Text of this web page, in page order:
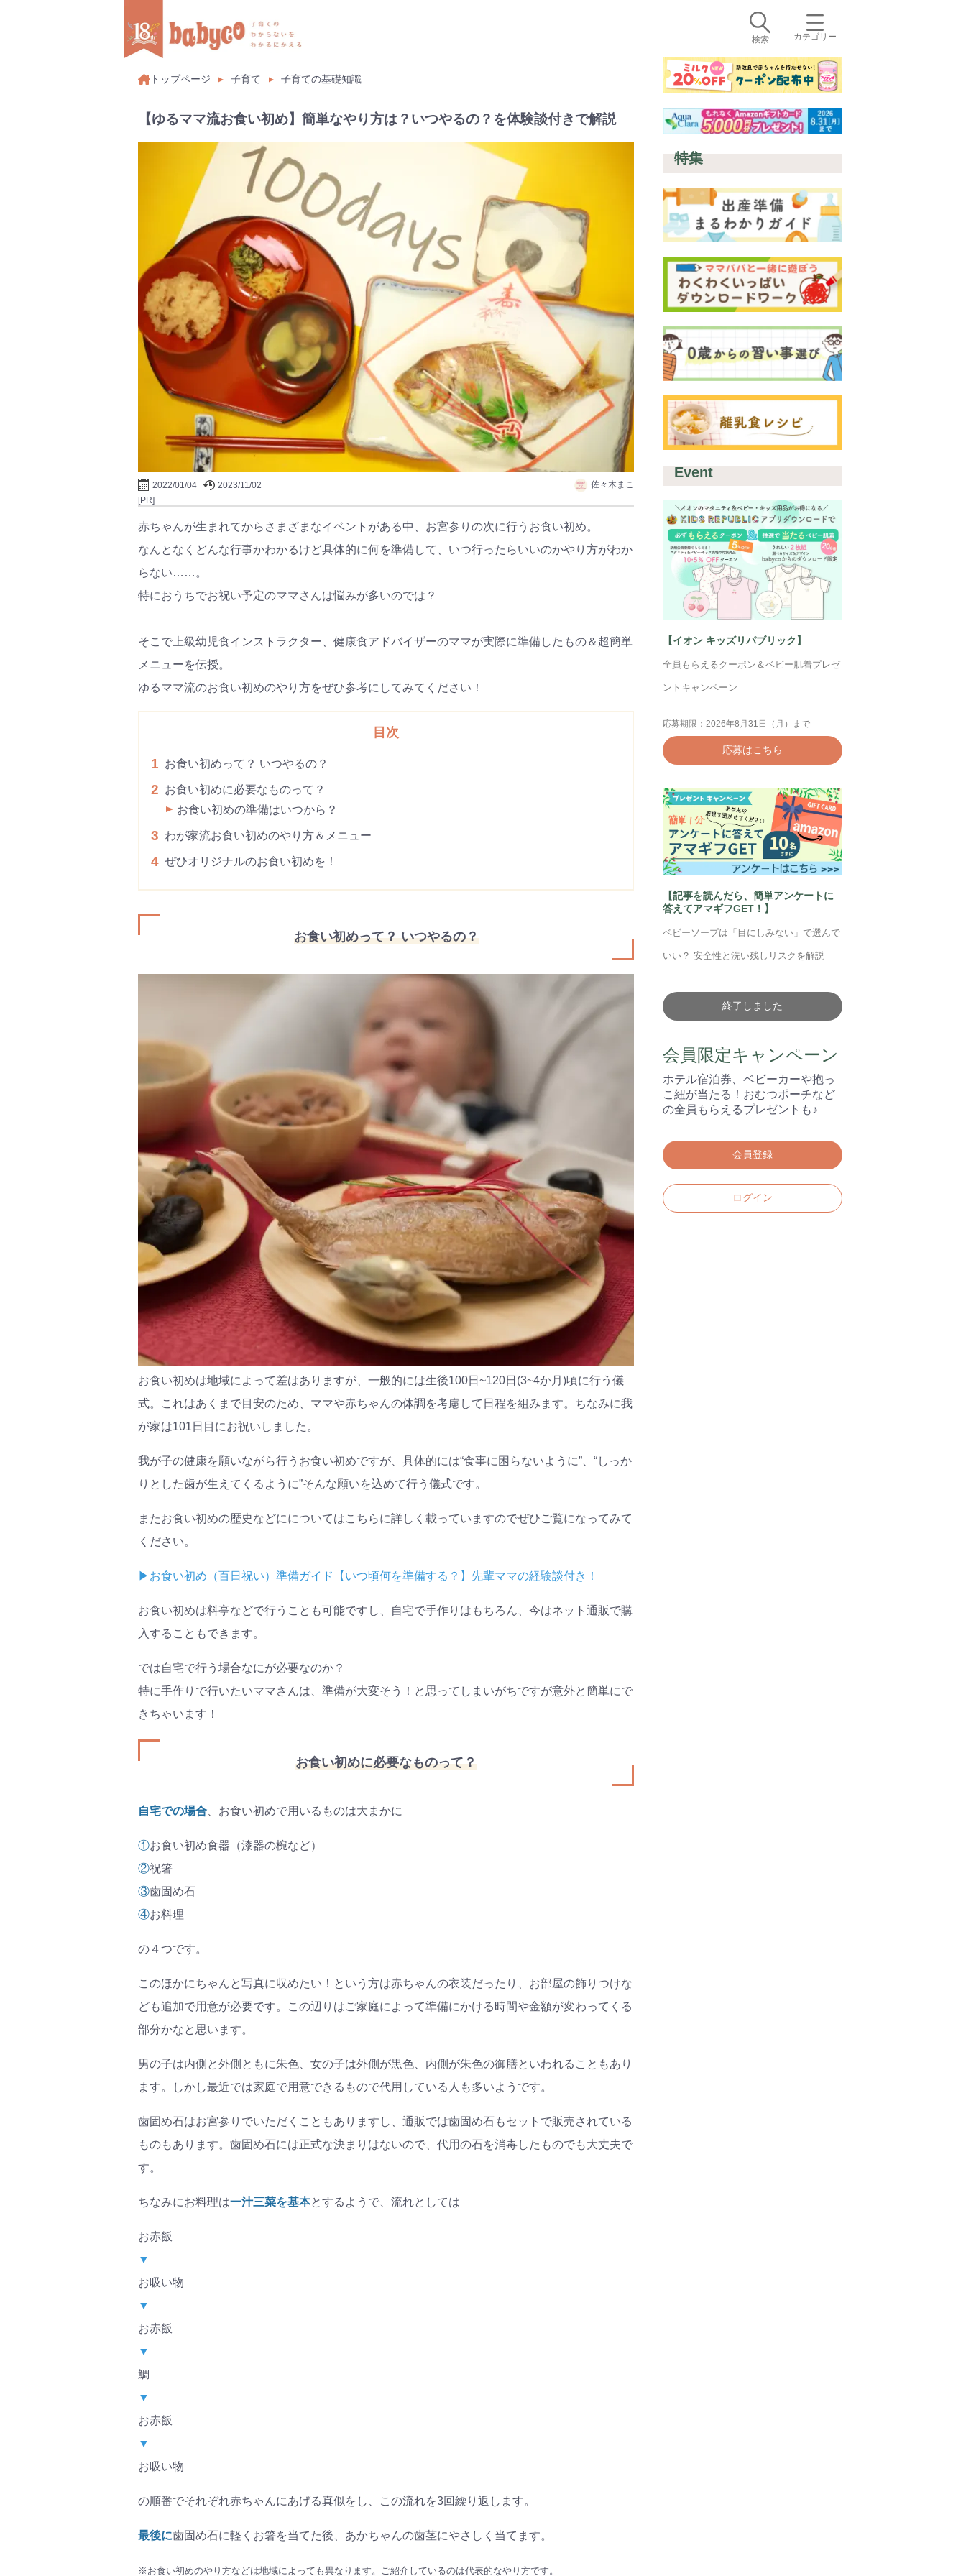
検索 カテゴリー
トップページ 子育て 子育ての基礎知識
【ゆるママ流お食い初め】簡単なやり方は？いつやるの？を体験談付きで解説
2022/01/04 2023/11/02
佐々木まこ
[PR]
赤ちゃんが生まれてからさまざまなイベントがある中、お宮参りの次に行うお食い初め。
なんとなくどんな行事かわかるけど具体的に何を準備して、いつ行ったらいいのかやり方がわか
らない……。
特におうちでお祝い予定のママさんは悩みが多いのでは？
そこで上級幼児食インストラクター、健康食アドバイザーのママが実際に準備したもの＆超簡単
メニューを伝授。
ゆるママ流のお食い初めのやり方をぜひ参考にしてみてください！
目次
1 お食い初めって？ いつやるの？
2 お食い初めに必要なものって？
お食い初めの準備はいつから？
3 わが家流お食い初めのやり方＆メニュー
4 ぜひオリジナルのお食い初めを！
お食い初めって？ いつやるの？
お食い初めは地域によって差はありますが、一般的には生後100日~120日(3~4か月)頃に行う儀
式。これはあくまで目安のため、ママや赤ちゃんの体調を考慮して日程を組みます。ちなみに我
が家は101日目にお祝いしました。
我が子の健康を願いながら行うお食い初めですが、具体的には“食事に困らないように”、“しっか
りとした歯が生えてくるように”そんな願いを込めて行う儀式です。
またお食い初めの歴史などにについてはこちらに詳しく載っていますのでぜひご覧になってみて
ください。
▶ お食い初め（百日祝い）準備ガイド【いつ頃何を準備する？】先輩ママの経験談付き！
お食い初めは料亭などで行うことも可能ですし、自宅で手作りはもちろん、今はネット通販で購
入することもできます。
では自宅で行う場合なにが必要なのか？
特に手作りで行いたいママさんは、準備が大変そう！と思ってしまいがちですが意外と簡単にで
きちゃいます！
お食い初めに必要なものって？
自宅での場合 、お食い初めで用いるものは大まかに
①お食い初め食器（漆器の椀など）
②祝箸
③歯固め石
④お料理
の４つです。
このほかにちゃんと写真に収めたい！という方は赤ちゃんの衣装だったり、お部屋の飾りつけな
ども追加で用意が必要です。この辺りはご家庭によって準備にかける時間や金額が変わってくる
部分かなと思います。
男の子は内側と外側ともに朱色、女の子は外側が黒色、内側が朱色の御膳といわれることもあり
ます。しかし最近では家庭で用意できるもので代用している人も多いようです。
歯固め石はお宮参りでいただくこともありますし、通販では歯固め石もセットで販売されている
ものもあります。歯固め石には正式な決まりはないので、代用の石を消毒したものでも大丈夫で
す。
ちなみにお料理は一汁三菜を基本とするようで、流れとしては
お赤飯
▼
お吸い物
▼
お赤飯
▼
鯛
▼
お赤飯
▼
お吸い物
の順番でそれぞれ赤ちゃんにあげる真似をし、この流れを3回繰り返します。
最後に歯固め石に軽くお箸を当てた後、あかちゃんの歯茎にやさしく当てます。
※お食い初めのやり方などは地域によっても異なります。ご紹介しているのは代表的なやり方です。
特集
Event
【イオン キッズリパブリック】
全員もらえるクーポン＆ベビー肌着プレゼ
ントキャンペーン
応募期限：2026年8月31日（月）まで
応募はこちら
【記事を読んだら、簡単アンケートに
答えてアマギフGET！】
ベビーソープは「目にしみない」で選んで
いい？ 安全性と洗い残しリスクを解説
終了しました
会員限定キャンペーン
ホテル宿泊券、ベビーカーや抱っ
こ紐が当たる！おむつポーチなど
の全員もらえるプレゼントも♪
会員登録
ログイン
#プレゼント #教育 #0歳 #母乳 #出産準備 #習いごと
#発達